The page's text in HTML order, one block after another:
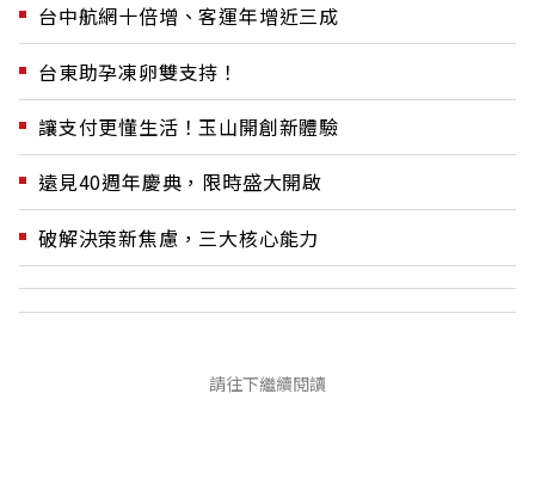
台中航網十倍增、客運年增近三成
台東助孕凍卵雙支持！
讓支付更懂生活！玉山開創新體驗
遠見40週年慶典，限時盛大開啟
破解決策新焦慮，三大核心能力
請往下繼續閱讀